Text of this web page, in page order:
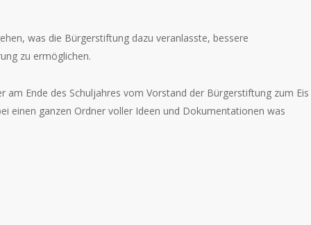
was die Bürgerstiftung dazu veranlasste, bessere
zu ermöglichen.
am Ende des Schuljahres vom Vorstand der Bürgerstiftung zum Eis
einen ganzen Ordner voller Ideen und Dokumentationen was